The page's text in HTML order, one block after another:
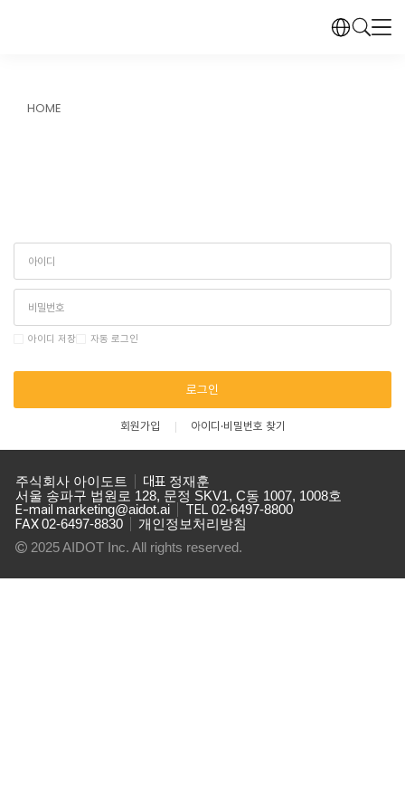
HOME
아이디 저장 자동 로그인
로그인
회원가입 아이디·비밀번호 찾기
주식회사 아이도트 대표 정재훈
서울 송파구 법원로 128, 문정 SKV1, C동 1007, 1008호
E-mail marketing@aidot.ai TEL 02-6497-8800
FAX02-6497-8830
개인정보처리방침
2025 AIDOT Inc. All rights reserved.